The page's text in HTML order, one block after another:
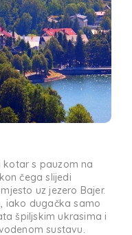
kotar s pauzom na
čega slijedi
uz jezero Bajer.
iako dugačka samo
špiljskim ukrasima i
sustavu.